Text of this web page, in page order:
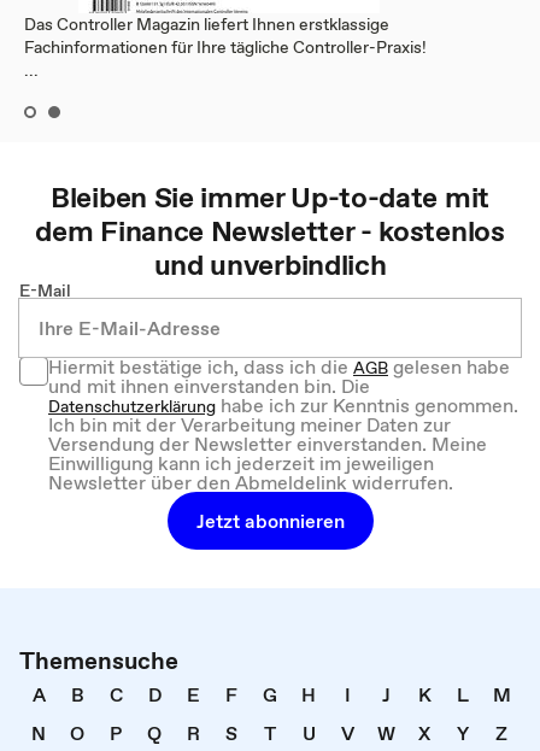
Das Controller Magazin liefert Ihnen erstklassige
Fachinformationen für Ihre tägliche Controller-Praxis!
...
Bleiben Sie immer Up-to-date mit
dem Finance Newsletter - kostenlos
und unverbindlich
E-Mail
Hiermit bestätige ich, dass ich dieAGBgelesen habe
und mit ihnen einverstanden bin. Die
Datenschutzerklärung habe ich zur Kenntnis genommen.
Ich bin mit der Verarbeitung meiner Daten zur
Versendung der Newsletter einverstanden. Meine
Einwilligung kann ich jederzeit im jeweiligen
Newsletter über den Abmeldelink widerrufen.
Jetzt abonnieren
Themensuche
A B C D E F G H I J K L
M
N
O P Q R S T U V W X Y
Z